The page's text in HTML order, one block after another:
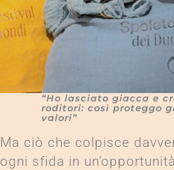
“Ho lasciato giacca e
roditori: così proteggo
valori”
Ma ciò che colpisce
ogni sfida in